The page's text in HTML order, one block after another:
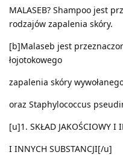
MALASEB? Shampoo jest
rodzajów zapalenia skóry.
[b]Malaseb jest
łojotokowego
zapalenia skóry
oraz Staphylococcus
[u]1. SKŁAD JAKOŚCIOWY I
I INNYCH SUBSTANCJI[/u]